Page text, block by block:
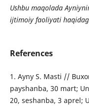
Ushbu maqolada
ijtimoiy faoliyati
References
1. Ayny S. Masti //
payshanba, 30 mart;
20, seshanba, 3 aprel;